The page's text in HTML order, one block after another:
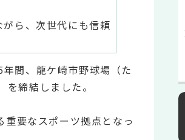
ら、次世代にも信頼
間、龍ケ崎市野球場（た
締結しました。
要なスポーツ拠点となっ